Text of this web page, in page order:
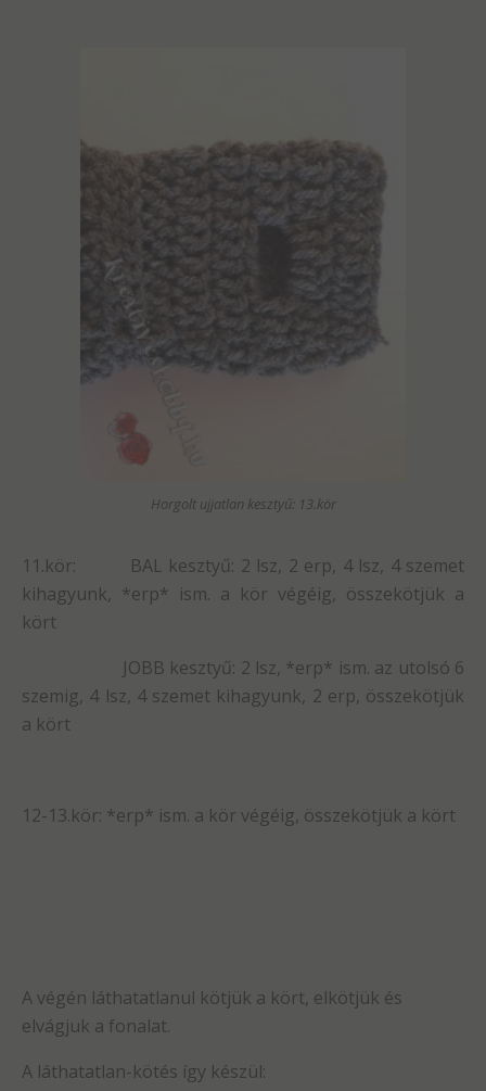
Horgolt ujjatlan kesztyű: 13.kör
11.kör: BAL kesztyű: 2 lsz, 2 erp, 4 lsz, 4 szemet
kihagyunk, *erp* ism. a kör végéig, összekötjük a
kört
JOBB kesztyű: 2 lsz, *erp* ism. az utolsó 6
szemig, 4 lsz, 4 szemet kihagyunk, 2 erp, összekötjük
a kört
12-13.kör: *erp* ism. a kör végéig, összekötjük a kört
A végén láthatatlanul kötjük a kört, elkötjük és
elvágjuk a fonalat.
A láthatatlan-kötés így készül: